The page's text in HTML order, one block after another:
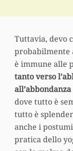
Tuttavia, devo
probabilmente
è immune alle
tanto verso
dove tutto è
tutto è
anche i
pratica dello